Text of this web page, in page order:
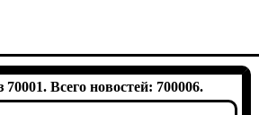
Всего новостей: 700006.